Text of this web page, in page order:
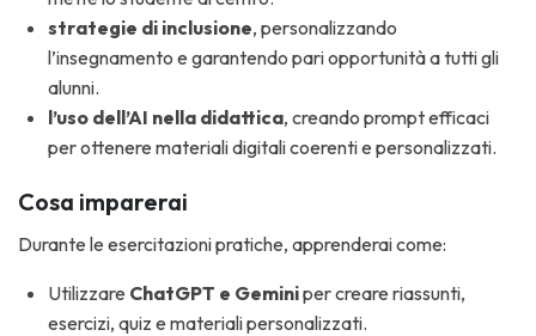
strategie di inclusione, personalizzando
l’insegnamento e garantendo pari opportunità a tutti gli
alunni.
l’uso dell’AI nella didattica, creando prompt efficaci
per ottenere materiali digitali coerenti e personalizzati.
Cosa imparerai
Durante le esercitazioni pratiche, apprenderai come:
Utilizzare ChatGPT e Geminiper creare riassunti,
esercizi, quiz e materiali personalizzati.